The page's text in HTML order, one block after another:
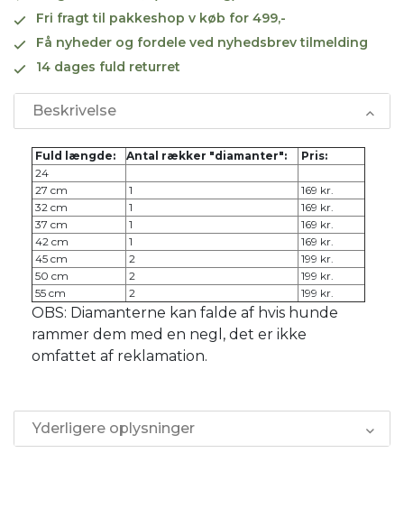
Fri fragt til pakkeshop v køb for 499,-
Få nyheder og fordele ved nyhedsbrev tilmelding
14 dages fuld returret
Beskrivelse
Fuld længde: Antal rækker "diamanter":
Pris:
24
27 cm
1
169 kr.
32 cm
1
169 kr.
37 cm
1
169 kr.
42 cm
1
169 kr.
45 cm
2
199 kr.
50 cm
2
199 kr.
55 cm
2 199 kr.
OBS: Diamanterne kan falde af hvis hunde
rammer dem med en negl, det er ikke
omfattet af reklamation.
Yderligere oplysninger